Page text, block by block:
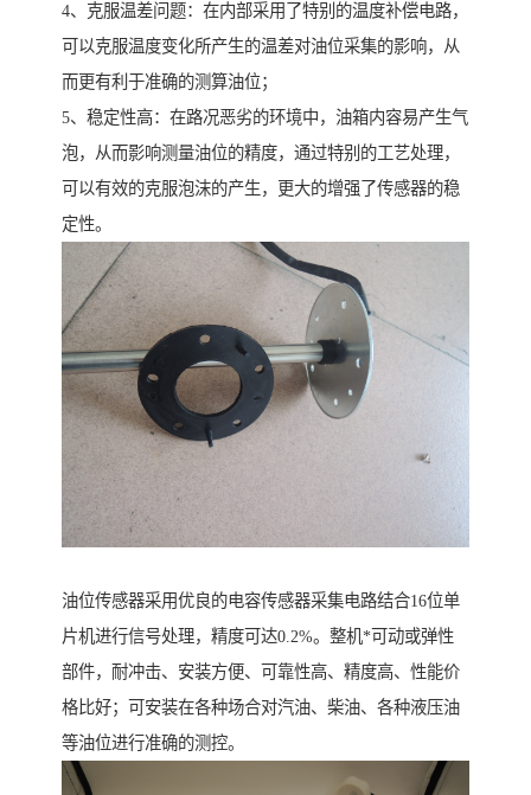
4、克服温差问题：在内部采用了特别的温度补偿电路，
可以克服温度变化所产生的温差对油位采集的影响，从
而更有利于准确的测算油位；
5、稳定性高：在路况恶劣的环境中，油箱内容易产生气
泡，从而影响测量油位的精度，通过特别的工艺处理，
可以有效的克服泡沫的产生，更大的增强了传感器的稳
定性。
油位传感器采用优良的电容传感器采集电路结合16位单
片机进行信号处理，精度可达0.2%。整机*可动或弹性
部件，耐冲击、安装方便、可靠性高、精度高、性能价
格比好；可安装在各种场合对汽油、柴油、各种液压油
等油位进行准确的测控。